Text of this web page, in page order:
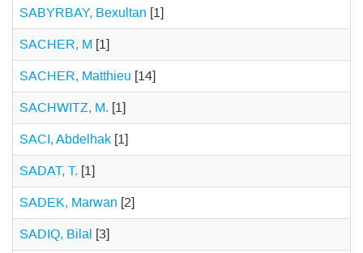
SABYRBAY, Bexultan [1]
SACHER, M [1]
SACHER, Matthieu [14]
SACHWITZ, M. [1]
SACI, Abdelhak [1]
SADAT, T. [1]
SADEK, Marwan [2]
SADIQ, Bilal [3]